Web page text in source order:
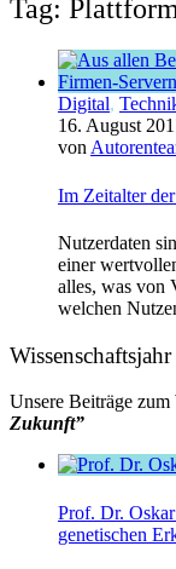
Tag:
Digital,
16. August
von
Im Zeitalter
Nutzerdaten
einer
alles, was von
welchen
Unsere Beiträge zum
Zukunft”
Prof. Dr.
genetischen